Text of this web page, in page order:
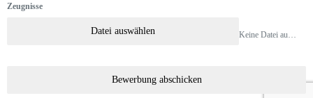
Zeugnisse
Datei auswählen
Bewerbung abschicken